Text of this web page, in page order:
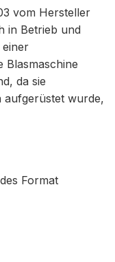
vom Hersteller
in Betrieb und
einer
Blasmaschine
da sie
aufgerüstet wurde,
Format